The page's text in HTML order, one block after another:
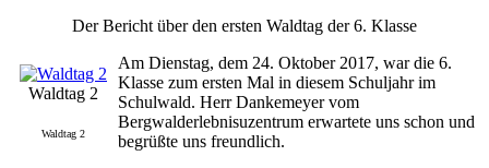
Der Bericht über den ersten Waldtag der 6. Klasse
Waldtag 2
Waldtag 2
Am Dienstag, dem 24. Oktober 2017, war die 6.
Klasse zum ersten Mal in diesem Schuljahr im
Schulwald. Herr Dankemeyer vom
Bergwalderlebnisuzentrum erwartete uns schon und
begrüßte uns freundlich.